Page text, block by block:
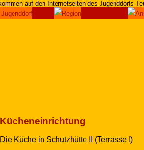
Kücheneinrichtung
Die Küche in Schutzhütte II (Terrasse I)